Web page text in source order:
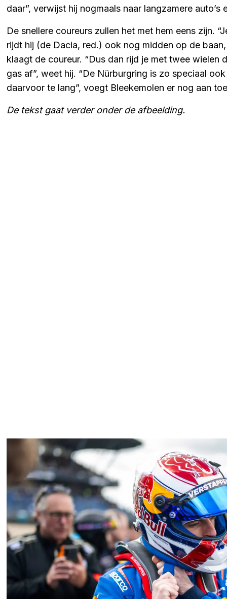
daar”, verwijst hij nogmaals naar langzamere
De snellere coureurs zullen het met hem eens zijn.
rijdt hij (de Dacia, red.) ook nog midden op de
klaagt de coureur. “Dus dan rijd je met twee
gas af”, weet hij. “De Nürburgring is zo speciaal
daarvoor te lang”, voegt Bleekemolen er nog aan
De tekst gaat verder onder de afbeelding.